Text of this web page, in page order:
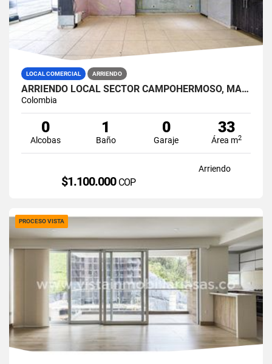
LOCAL COMERCIAL ARRIENDO
ARRIENDO LOCAL SECTOR CAMPOHERMOSO, MANIZALES
Colombia
0
Alcobas
1
Baño
0
Garaje
33
Área m2
Arriendo
$1.100.000 COP
PROCESO VISTA